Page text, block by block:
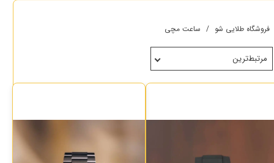
فروشگاه طلایی شو ساعت مچی
مرتبط‌ترین